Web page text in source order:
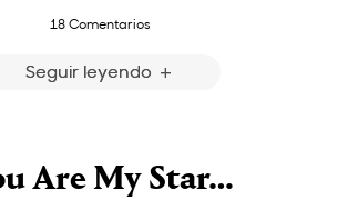
18 Comentarios
Seguir leyendo
Are My Star…